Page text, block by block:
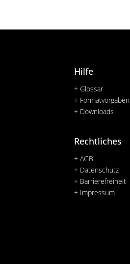
Hilfe
+ Glossar
+ Formatvorgaben
+ Downloads
Rechtliches
+ AGB
+ Datenschutz
+ Barrierefreiheit
+ Impressum